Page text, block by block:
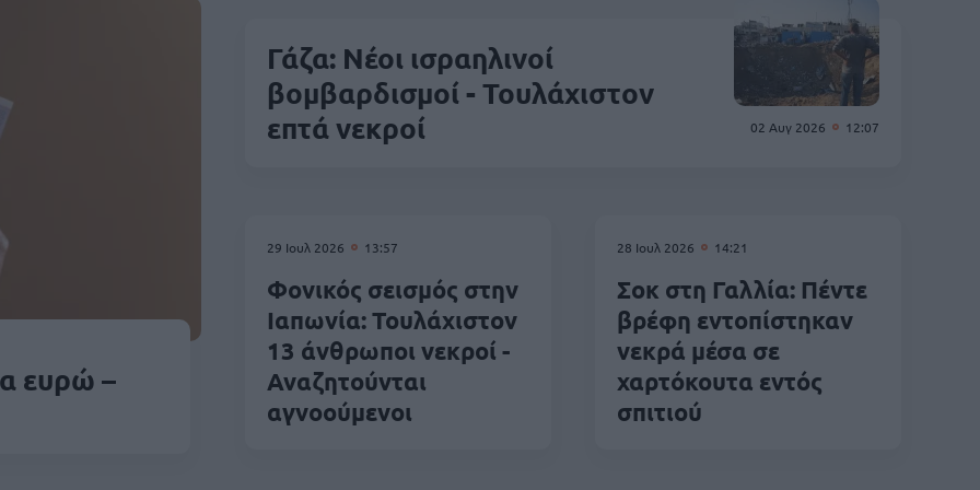
ευρώ –
02 Αυγ 2026 12:07
Γάζα: Νέοι ισραηλινοί
βομβαρδισμοί - Τουλάχιστον
επτά νεκροί
29 Ιουλ 2026 13:57
Φονικός σεισμός στην
Ιαπωνία: Τουλάχιστον
13 άνθρωποι νεκροί -
Αναζητούνται
αγνοούμενοι
28 Ιουλ 2026 14:21
Σοκ στη Γαλλία: Πέντε
βρέφη εντοπίστηκαν
νεκρά μέσα σε
χαρτόκουτα εντός
σπιτιού